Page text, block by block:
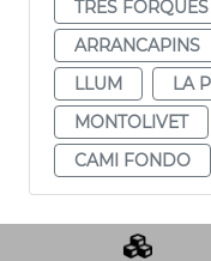
TRES FORQUES
ARRANCAPINS
LLUM
LA
MONTOLIVET
CAMI FONDO